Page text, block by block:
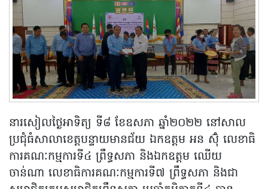
នារសៀលថ្ងៃអាទិត្យ ទី៨ ខែឧសភា ឆ្នាំ២០២២ នៅសាល
ប្រជុំធំសាលាខេត្តបន្ទាយមានជ័យ ឯកឧត្តម អន ស៊ុំ លេខាធិ
ការគណៈកម្មការទី៤ ព្រឹទ្ធសភា និងឯកឧត្តម ឈើយ
ចាន់ណា លេខាធិការគណៈកម្មការទី៧ ព្រឹទ្ធសភា និងជា